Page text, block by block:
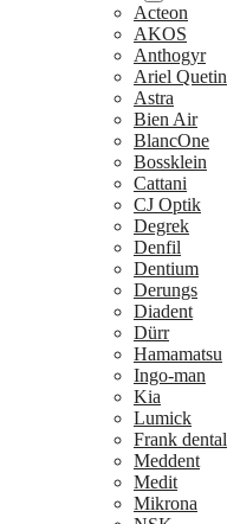
Acteon
AKOS
Anthogyr
Ariel Quetin
Astra
Bien Air
BlancOne
Bossklein
Cattani
CJ Optik
Degrek
Denfil
Dentium
Derungs
Diadent
Dürr
Hamamatsu
Ingo-man
Kia
Lumick
Frank dental
Meddent
Medit
Mikrona